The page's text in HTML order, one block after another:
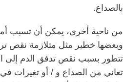
بالصداع.
من ناحية أخرى، يمكن أن تسبب
تتطور بسبب نقص تدفق الدم إلى
تعاني من الصداع و / أو تغيرات في